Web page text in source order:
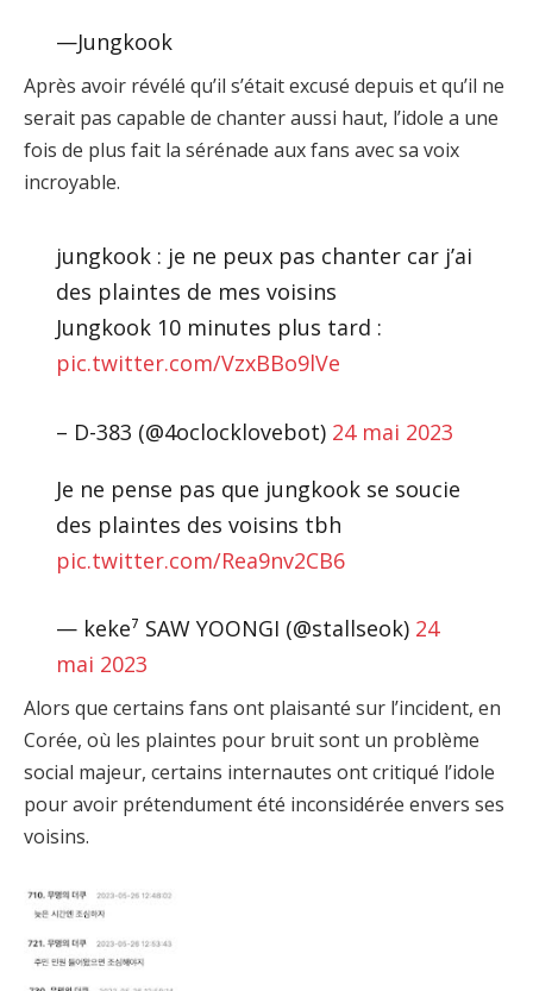
—Jungkook
Après avoir révélé qu’il s’était excusé depuis et qu’il ne
serait pas capable de chanter aussi haut, l’idole a une
fois de plus fait la sérénade aux fans avec sa voix
incroyable.
jungkook : je ne peux pas chanter car j’ai
des plaintes de mes voisins
Jungkook 10 minutes plus tard :
pic.twitter.com/VzxBBo9lVe
– D-383 (@4oclocklovebot) 24 mai 2023
Je ne pense pas que jungkook se soucie
des plaintes des voisins tbh
pic.twitter.com/Rea9nv2CB6
— keke⁷ SAW YOONGI (@stallseok) 24
mai 2023
Alors que certains fans ont plaisanté sur l’incident, en
Corée, où les plaintes pour bruit sont un problème
social majeur, certains internautes ont critiqué l’idole
pour avoir prétendument été inconsidérée envers ses
voisins.